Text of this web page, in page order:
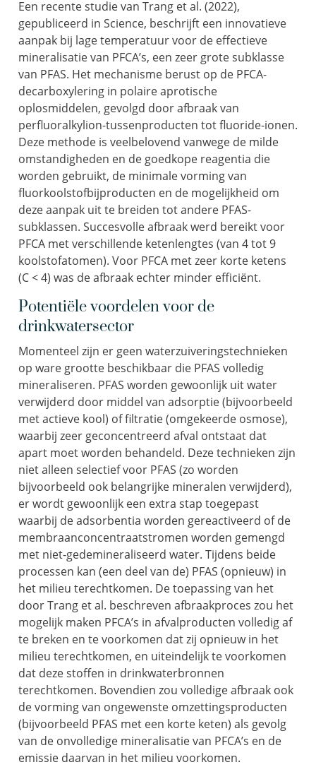
Een recente studie van Trang et al. (2022),
gepubliceerd in Science, beschrijft een innovatieve
aanpak bij lage temperatuur voor de effectieve
mineralisatie van PFCA’s, een zeer grote subklasse
van PFAS. Het mechanisme berust op de PFCA-
decarboxylering in polaire aprotische
oplosmiddelen, gevolgd door afbraak van
perfluoralkylion-tussenproducten tot fluoride-ionen.
Deze methode is veelbelovend vanwege de milde
omstandigheden en de goedkope reagentia die
worden gebruikt, de minimale vorming van
fluorkoolstofbijproducten en de mogelijkheid om
deze aanpak uit te breiden tot andere PFAS-
subklassen. Succesvolle afbraak werd bereikt voor
PFCA met verschillende ketenlengtes (van 4 tot 9
koolstofatomen). Voor PFCA met zeer korte ketens
(C < 4) was de afbraak echter minder efficiënt.
Potentiële voordelen voor de
drinkwatersector
Momenteel zijn er geen waterzuiveringstechnieken
op ware grootte beschikbaar die PFAS volledig
mineraliseren. PFAS worden gewoonlijk uit water
verwijderd door middel van adsorptie (bijvoorbeeld
met actieve kool) of filtratie (omgekeerde osmose),
waarbij zeer geconcentreerd afval ontstaat dat
apart moet worden behandeld. Deze technieken zijn
niet alleen selectief voor PFAS (zo worden
bijvoorbeeld ook belangrijke mineralen verwijderd),
er wordt gewoonlijk een extra stap toegepast
waarbij de adsorbentia worden gereactiveerd of de
membraanconcentraatstromen worden gemengd
met niet-gedemineraliseerd water. Tijdens beide
processen kan (een deel van de) PFAS (opnieuw) in
het milieu terechtkomen. De toepassing van het
door Trang et al. beschreven afbraakproces zou het
mogelijk maken PFCA’s in afvalproducten volledig af
te breken en te voorkomen dat zij opnieuw in het
milieu terechtkomen, en uiteindelijk te voorkomen
dat deze stoffen in drinkwaterbronnen
terechtkomen. Bovendien zou volledige afbraak ook
de vorming van ongewenste omzettingsproducten
(bijvoorbeeld PFAS met een korte keten) als gevolg
van de onvolledige mineralisatie van PFCA’s en de
emissie daarvan in het milieu voorkomen.